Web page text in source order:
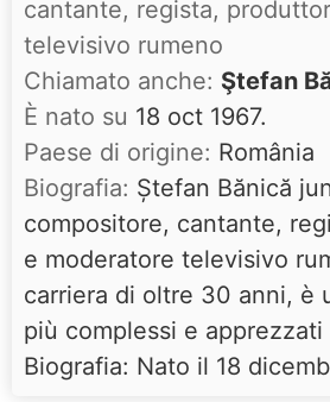
cantante, regista,
televisivo rumeno
Chiamato anche: Ştefan
È nato su 18 oct 1967.
Paese di origine: România
Biografia: Ștefan Bănică
compositore, cantante,
e moderatore televisivo
carriera di oltre 30 anni, è
più complessi e apprezzati
Biografia: Nato il 18